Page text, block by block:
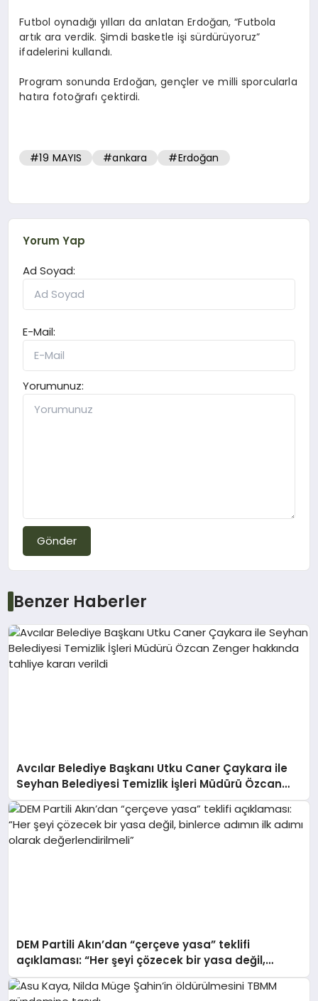
Futbol oynadığı yılları da anlatan Erdoğan, “Futbola
artık ara verdik. Şimdi basketle işi sürdürüyoruz”
ifadelerini kullandı.
Program sonunda Erdoğan, gençler ve milli sporcularla
hatıra fotoğrafı çektirdi.
#19 MAYIS #ankara #Erdoğan
Yorum Yap
Ad Soyad:
E-Mail:
Yorumunuz:
Gönder
Benzer Haberler
Avcılar Belediye Başkanı Utku Caner Çaykara ile
Seyhan Belediyesi Temizlik İşleri Müdürü Özcan
Zenger hakkında tahliye kararı verildi
DEM Partili Akın’dan “çerçeve yasa” teklifi
açıklaması: “Her şeyi çözecek bir yasa değil,
binlerce adımın ilk adımı olarak değerlendirilmeli”